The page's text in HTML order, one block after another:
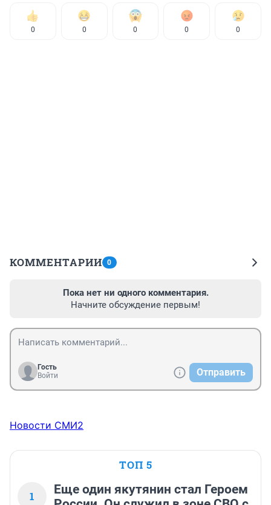
0 0 0 0 0
КОММЕНТАРИИ 0
Пока нет ни одного комментария.
Начните обсуждение первым!
Гость
Войти
Отправить
Новости СМИ2
ТОП 5
1
Еще один якутянин стал Героем